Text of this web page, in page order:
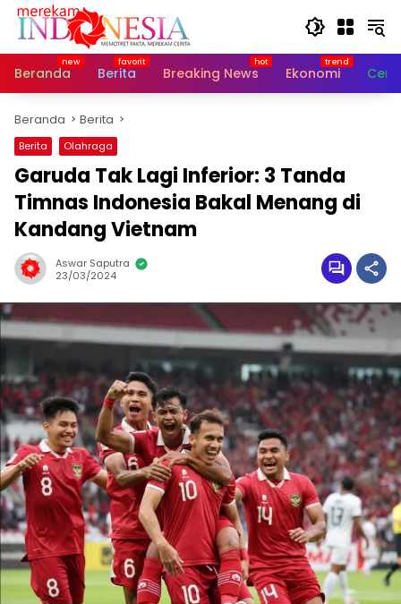
Langsung
Beranda
Berita Breaking News Ekonomi
Beranda Berita
Berita Olahraga
Garuda Tak Lagi Inferior: 3 Tanda
Timnas Indonesia Bakal Menang di
Kandang Vietnam
Aswar Saputra
23/03/2024